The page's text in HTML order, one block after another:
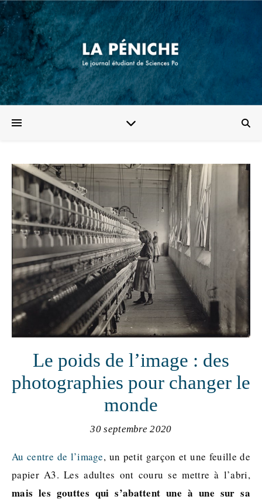
Le poids de l’image : des
photographies pour changer le
monde
30 septembre 2020
Au centre de l’image, un petit garçon et une feuille de
papier A3. Les adultes ont couru se mettre à l’abri,
mais les gouttes qui s’abattent une à une sur sa